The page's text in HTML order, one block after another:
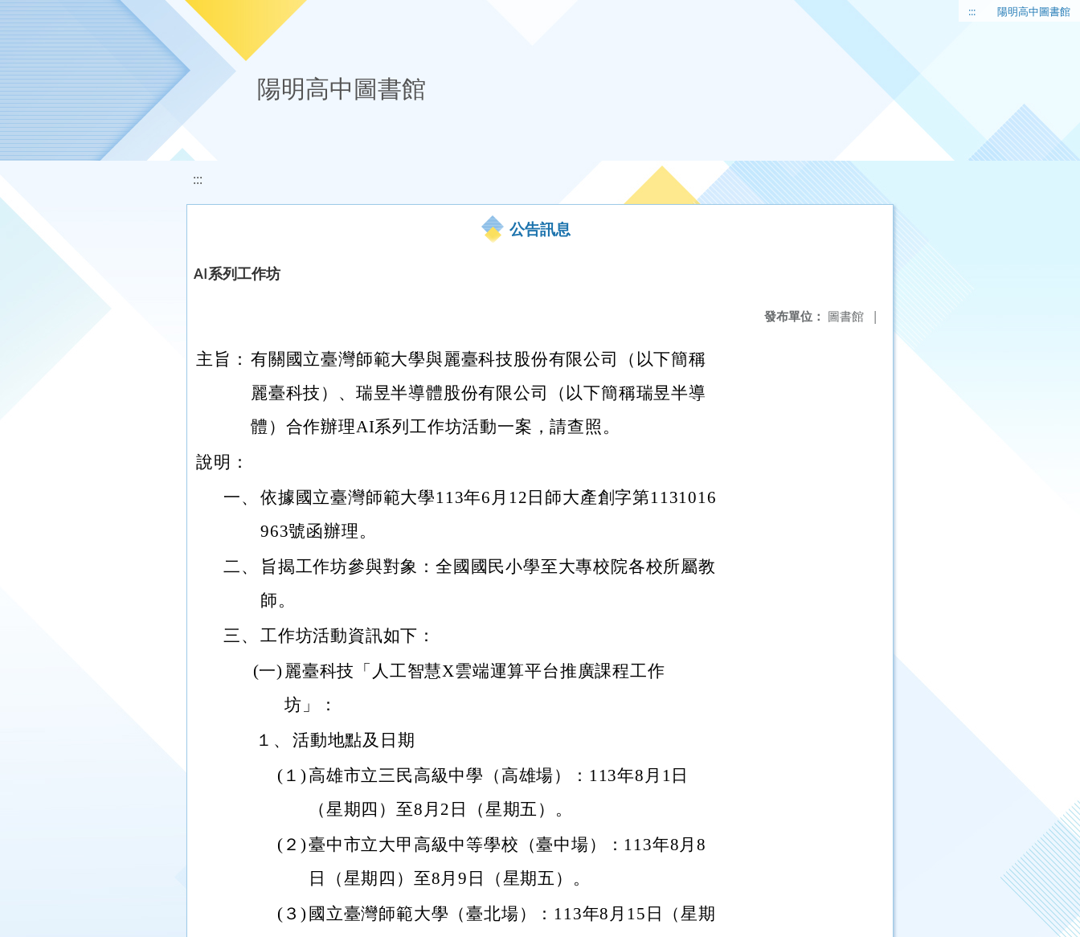
移至網頁之主要內容區位置 ::: 陽明高中圖書館
陽明高中圖書館
:::
公告訊息
AI系列工作坊
發布單位： 圖書館 |
主旨： 有關國立臺灣師範大學與麗臺科技股份有限公司（以下簡稱
麗臺科技）、瑞昱半導體股份有限公司（以下簡稱瑞昱半導
體）合作辦理AI系列工作坊活動一案，請查照。
說明：
一、 依據國立臺灣師範大學113年6月12日師大產創字第1131016
963號函辦理。
二、
旨揭工作坊參與對象：全國國民小學至大專校院各校所屬教
師。
三、 工作坊活動資訊如下：
(一) 麗臺科技「人工智慧X雲端運算平台推廣課程工作
坊」：
１、 活動地點及日期
(１) 高雄市立三民高級中學（高雄場）：113年8月1日
（星期四）至8月2日（星期五）。
(２)臺中市立大甲高級中等學校（臺中場）：113年8月8
日（星期四）至8月9日（星期五）。
(３) 國立臺灣師範大學（臺北場）：113年8月15日（星期